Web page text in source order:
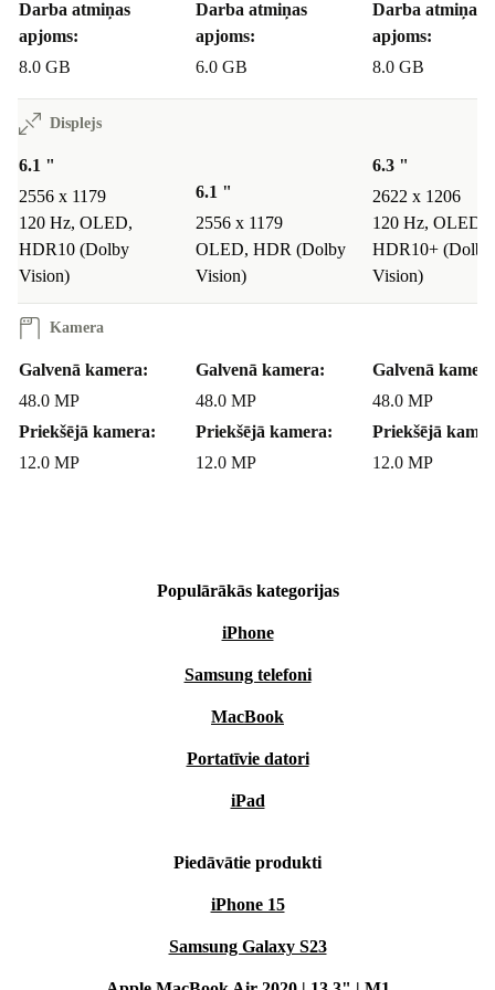
Secinājums
iPhone 15 Pro ir viedtālrunis, kas apmierina visas
un iespaidīgo kameru tas nosaka jaunus standartus.
Salīdzinot ar iPhone 15 un 15 Pro Max, tas piedāvā
līdzsvarotu kombināciju no premium funkcijām un
kompakta izmēra. Visiem, kas meklē jaudīgu un izturīgu
ierīci, iPhone 15 Pro ir nākotnes izvēle, kas apvieno
augstākās klases tehnoloģijas un eleganci.
Darba atmiņas
apjoms:
8.0 GB
Darba atmiņas
apjoms:
6.0 GB
Darba atmiņas
apjoms:
8.0 GB
Displejs
6.1 "
2556 x 1179
120 Hz, OLED,
HDR10 (Dolby
Vision)
6.1 "
2556 x 1179
OLED, HDR (Dolby
Vision)
6.3 "
2622 x 1206
120 Hz, OLED,
HDR10+ (Dolby
Vision)
Kamera
Galvenā kamera:
48.0 MP
Priekšējā kamera:
12.0 MP
Galvenā kamera:
48.0 MP
Priekšējā kamera:
12.0 MP
Galvenā
48.0 MP
Priekšējā
12.0 MP
Populārākās kategorijas
iPhone
Samsung telefoni
MacBook
Portatīvie datori
iPad
Piedāvātie produkti
iPhone 15
Samsung Galaxy S23